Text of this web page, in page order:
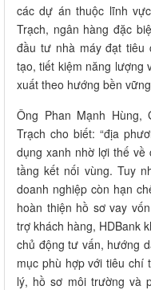
các dự án thuộc lĩnh
Trạch, ngân hàng đặc
đầu tư nhà máy đạt tiêu
tạo, tiết kiệm năng lượng
xuất theo hướng bền
Ông Phan Mạnh Hùng,
Trạch cho biết: “địa
dụng xanh nhờ lợi thế về
tầng kết nối vùng. Tuy
doanh nghiệp còn hạn
hoàn thiện hồ sơ vay
trợ khách hàng, HDBank
chủ động tư vấn, hướng
mục phù hợp với tiêu chí
lý, hồ sơ môi trường và